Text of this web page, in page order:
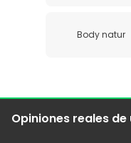
Body natur
Opiniones reales